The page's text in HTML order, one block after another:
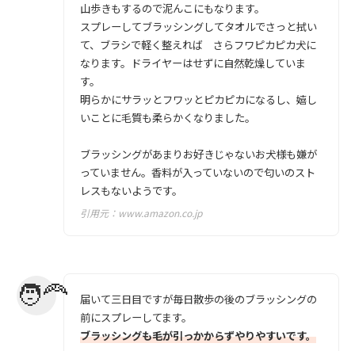
山歩きもするので泥んこにもなります。
スプレーしてブラッシングしてタオルでさっと拭い
て、ブラシで軽く整えれば さらフワピカピカ犬に
なります。ドライヤーはせずに自然乾燥していま
す。
明らかにサラッとフワッとピカピカになるし、嬉し
いことに毛質も柔らかくなりました。
ブラッシングがあまりお好きじゃないお犬様も嫌が
っていません。香料が入っていないので匂いのスト
レスもないようです。
引用元： www.amazon.co.jp
届いて三日目ですが毎日散歩の後のブラッシングの
前にスプレーしてます。
ブラッシングも毛が引っかからずやりやすいです。